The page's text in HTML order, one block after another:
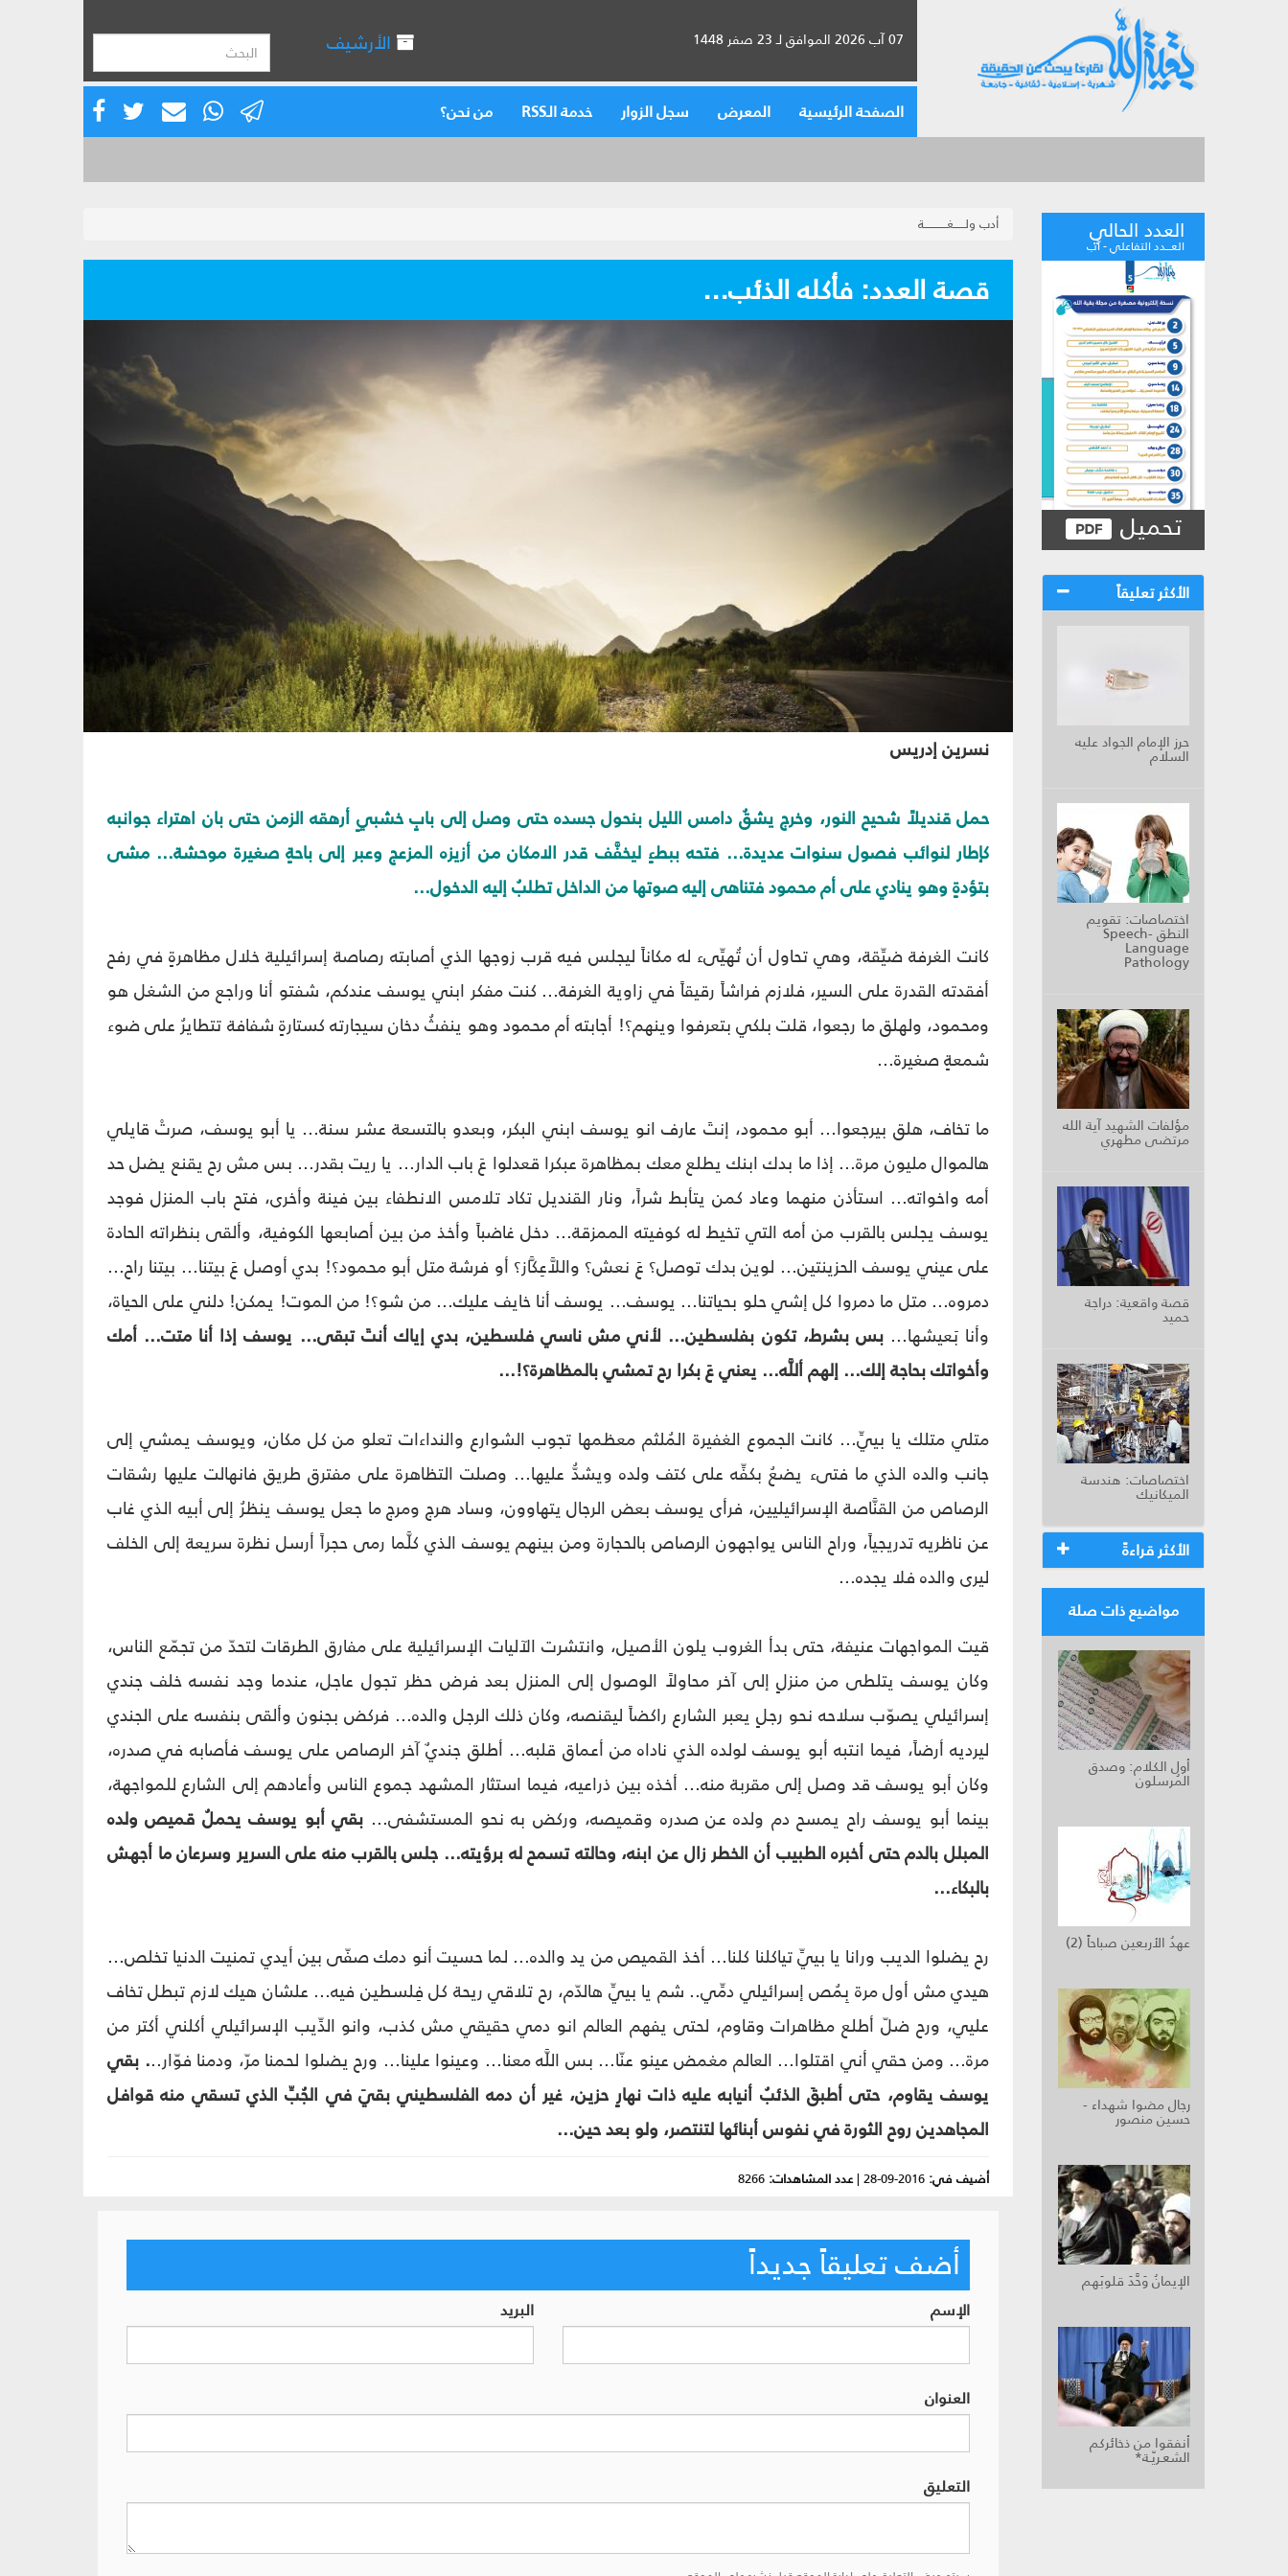
07 آب 2026 الموافق لـ 23 صفر 1448 الأرشيف
الصفحة الرئيسية المعرض سجل الزوار خدمة الـRSS من نحن؟
العدد الحالي
العـــدد التفاعلي - آب
تحميل
الأكثر تعليقاً
حرز الإمام الجواد عليه
السلام
اختصاصات: تقويم
النطق Speech-
Language
Pathology
مؤلفات الشهيد آية الله
مرتضى مطهري
قصة واقعية: دراجة
حميد
اختصاصات: هندسة
الميكانيك
الأكثر قراءةً
مواضيع ذات صلة
أول الكلام: وصدق
المُرسلون
عهدُ الأربعين صباحاً (2)
رجال مضوا شهداء -
حسين منصور
الإيمانُ وَحَّدَ قلوبَهم
أنفقوا من ذخائركم
الشعـريّـة*
أدب ولــــــغــــــــــــة
قصة العدد: فأكله الذئب...
نسرين إدريس‏
حمل قنديلاً شحيح النور، وخرج يشقُ دامس الليل بنحول جسده حتى وصل إلى بابٍ خشبيٍ أرهقه الزمن حتى بان اهتراء جوانبه
كإطار لنوائب فصول سنوات عديدة... فتحه ببطءٍ ليخفَّف قدر الامكان من أزيزه المزعج وعبر إلى باحةٍ صغيرة موحشة... مشى
بتؤدةٍ وهو ينادي على أم محمود فتناهى إليه صوتها من الداخل تطلبُ إليه الدخول...
كانت الغرفة ضيِّقة، وهي تحاول أن تُهيِّى‏ء له مكاناً ليجلس فيه قرب زوجها الذي أصابته رصاصة إسرائيلية خلال مظاهرةٍ في رفح
أفقدته القدرة على السير، فلازم فراشاً رقيقاً في زاوية الغرفة... كنت مفكر ابني يوسف عندكم، شفتو أنا وراجع من الشغل هو
ومحمود، ولهلق ما رجعوا، قلت بلكي بتعرفوا وينهم؟! أجابته أم محمود وهو ينفثُ دخان سيجارته كستارةٍ شفافة تتطايرُ على ضوء
شمعةٍ صغيرة...
ما تخاف، هلق بيرجعوا... أبو محمود، إنتَ عارف انو يوسف ابني البكر، وبعدو بالتسعة عشر سنة... يا أبو يوسف، صرتْ قايلي
هالموال مليون مرة... إذا ما بدك ابنك يطلع معك بمظاهرة عبكرا قعدلوا عَ باب الدار... يا ريت بقدر... بس مش رح يقنع يضل حد
أمه واخواته... استأذن منهما وعاد كمن يتأبط شراً، ونار القنديل تكاد تلامس الانطفاء بين فينة وأخرى، فتح باب المنزل فوجد
يوسف يجلس بالقرب من أمه التي تخيط له كوفيته الممزقة... دخل غاضباً وأخذ من بين أصابعها الكوفية، وألقى بنظراته الحادة
على عيني يوسف الحزينتين... لوين بدك توصل؟ عَ نعش؟ واللاَّعِكَّاز؟ أو فرشة متل أبو محمود؟! بدي أوصل عَ بيتنا... بيتنا راح...
دمروه... متل ما دمروا كل إشي حلو بحياتنا... يوسف... يوسف أنا خايف عليك... من شو؟! من الموت! يمكن! دلني على الحياة،
وأنا بَعيشها... بس بشرط، تكون بفلسطين... لأني مش ناسي فلسطين، بدي إياك أنتَ تبقى... يوسف إذا أنا متت... أمك
وأخواتك بحاجة إلك... إلهم أللَّه... يعني عَ بكرا رح تمشي بالمظاهرة؟!...
متلي متلك يا بييِّ... كانت الجموع الغفيرة المُلثم معظمها تجوب الشوارع والنداءات تعلو من كل مكان، ويوسف يمشي إلى
جانب والده الذي ما فتى‏ء يضعُ بكفِّه على كتف ولده ويشدُّ عليها... وصلت التظاهرة على مفترق طريق فانهالت عليها رشقات
الرصاص من القنَّاصة الإسرائيليين، فرأى يوسف بعض الرجال يتهاوون، وساد هرج ومرج ما جعل يوسف ينظرُ إلى أبيه الذي غاب
عن ناظريه تدريجياً، وراح الناس يواجهون الرصاص بالحجارة ومن بينهم يوسف الذي كلَّما رمى حجراً أرسل نظرة سريعة إلى الخلف
ليرى والده فلا يجده...
قيت المواجهات عنيفة، حتى بدأ الغروب يلون الأصيل، وانتشرت الآليات الإسرائيلية على مفارق الطرقات لتحدّ من تجمّع الناس،
وكان يوسف يتلطى من منزلٍ إلى آخر محاولاً الوصول إلى المنزل بعد فرض حظر تجول عاجل، عندما وجد نفسه خلف جندي
إسرائيلي يصوّب سلاحه نحو رجلٍ يعبر الشارع راكضاً ليقنصه، وكان ذلك الرجل والده... فركض بجنون وألقى بنفسه على الجندي
ليرديه أرضاً، فيما انتبه أبو يوسف لولده الذي ناداه من أعماق قلبه... أطلق جنديٌ آخر الرصاص على يوسف فأصابه في صدره،
وكان أبو يوسف قد وصل إلى مقربة منه... أخذه بين ذراعيه، فيما استثار المشهد جموع الناس وأعادهم إلى الشارع للمواجهة،
بينما أبو يوسف راح يمسح دم ولده عن صدره وقميصه، وركض به نحو المستشفى... بقي أبو يوسف يحملُ قميص ولده
المبلل بالدم حتى أخبره الطبيب أن الخطر زال عن ابنه، وحالته تسمح له برؤيته... جلس بالقرب منه على السرير وسرعان ما أجهش
بالبكاء...
رح يضلوا الديب ورانا يا بييِّ تياكلنا كلنا... أخذ القميص من يد والده... لما حسيت أنو دمك صفّى بين أيدي تمنيت الدنيا تخلص...
هيدي مش أول مرة بِمُص إسرائيلي دمِّي.. شم يا بييِّ هالدّم، رح تلاقي ريحة كل فِلسطين فيه... علشان هيك لازم تبطل تخاف
عليي، ورح ضلّ أطلع مظاهرات وقاوم، لحتى يفهم العالم انو دمي حقيقي مش كذب، وانو الدِّيب الإسرائيلي أكلني أكتر من
مرة... ومن حقي أني اقتلوا... العالم مغمض عينو عنّا... بس اللَّه معنا... وعينوا علينا... ورح يضلوا لحمنا مرّ، ودمنا فوّار... بقي
يوسف يقاوم، حتى أطبقَ الذئبُ أنيابه عليه ذات نهارٍ حزين، غير أن دمه الفلسطيني بقيَ في الجُبِّ الذي تسقي منه قوافل
المجاهدين روح الثورة في نفوس أبنائها لتنتصر، ولو بعد حين...
أضيف في: 2016-09-28
|عدد المشاهدات: 8266
أضف تعليقاً جديداً
الإسم البريد
العنوان
التعليق